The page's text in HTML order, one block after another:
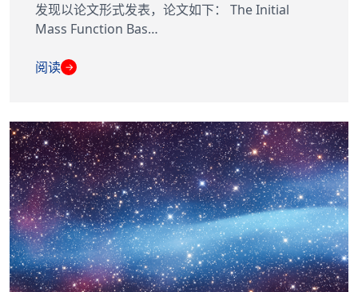
发现以论文形式发表，论文如下： The Initial
Mass Function Bas…
阅读 →